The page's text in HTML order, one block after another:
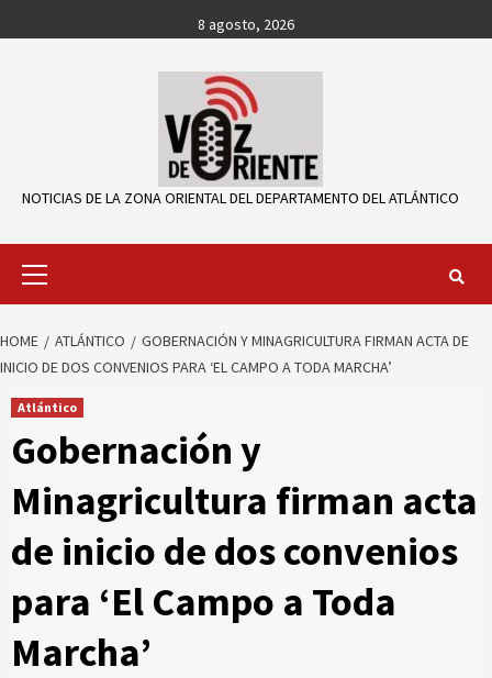
to
8 agosto, 2026
NOTICIAS DE LA ZONA ORIENTAL DEL DEPARTAMENTO DEL ATLÁNTICO
Primary
HOME ATLÁNTICO
GOBERNACIÓN Y MINAGRICULTURA FIRMAN ACTA DE
INICIO DE DOS CONVENIOS PARA ‘EL CAMPO A TODA MARCHA’
Atlántico
Gobernación y
Minagricultura firman acta
de inicio de dos convenios
para ‘El Campo a Toda
Marcha’